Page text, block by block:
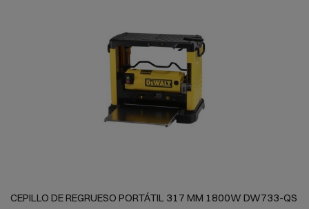
CEPILLO DE REGRUESO PORTÁTIL 317 MM 1800W DW733-QS